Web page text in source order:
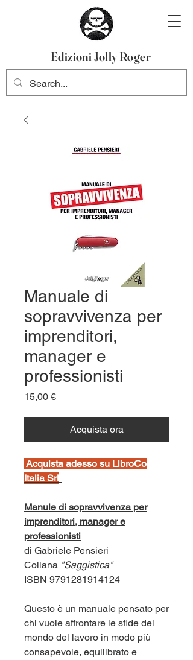
Edizioni Jolly Roger
Manuale di
sopravvivenza per
imprenditori,
manager e
professionisti
15,00 €Prezzo
Acquista ora
Acquista adesso su LibroCo
Italia Srl
Manule di sopravvivenza per
imprenditori, manager e
professionisti
di Gabriele Pensieri
Collana "Saggistica"
ISBN 9791281914124
Questo è un manuale pensato per
chi vuole affrontare le sfide del
mondo del lavoro in modo più
consapevole, equilibrato e